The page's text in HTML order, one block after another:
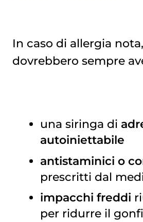
In caso di allergia
dovrebbero sempre
una siringa di
autoiniettabile
antistaminici o
prescritti dal
impacchi freddi
per ridurre il